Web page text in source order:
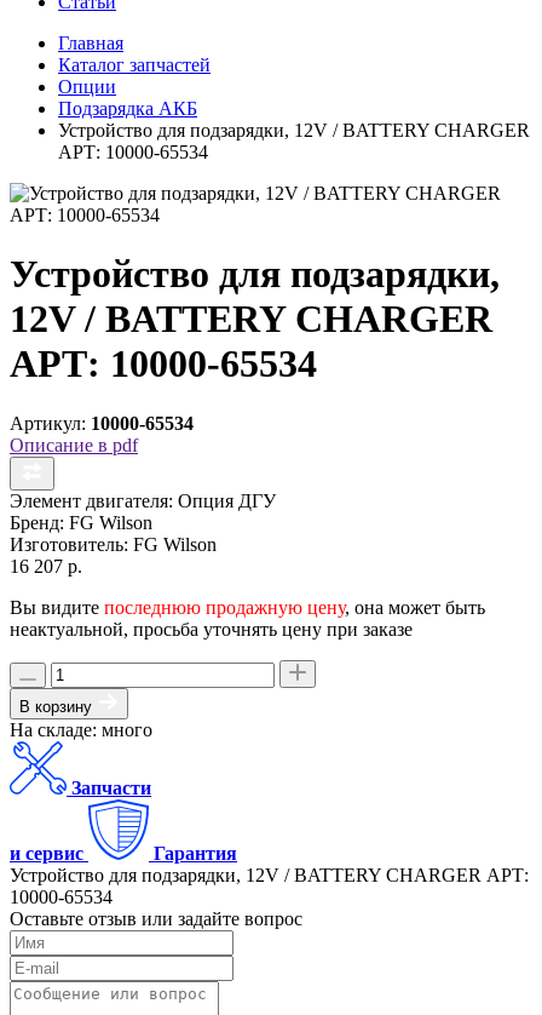
Главная
Каталог запчастей
Опции
Подзарядка АКБ
Устройство для подзарядки, 12V / BATTERY CHARGER
АРТ: 10000-65534
Устройство для подзарядки,
12V / BATTERY CHARGER
АРТ: 10000-65534
Артикул: 10000-65534
Описание в pdf
Элемент двигателя: Опция ДГУ
Бренд: FG Wilson
Изготовитель: FG Wilson
16 207 р.
Вы видите последнюю продажную цену, она может быть
неактуальной, просьба уточнять цену при заказе
В корзину
На складе: много
Запчасти
и сервис
Гарантия
Устройство для подзарядки, 12V / BATTERY CHARGER АРТ:
10000-65534
Оставьте отзыв или задайте вопрос